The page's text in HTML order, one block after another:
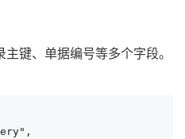
键、单据编号等多个字段。